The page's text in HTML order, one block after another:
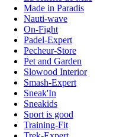
Made in Paradis
Nauti-wave
On-Fight
Padel-Expert
Pecheur-Store
Pet and Garden
Slowood Interior
Smash-Expert
Sneak'In
Sneakids
Sport is good
Training-Fit